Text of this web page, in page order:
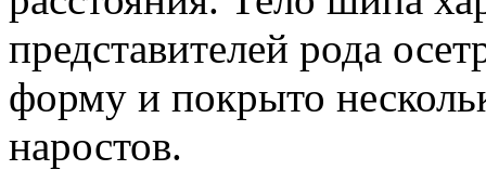
представителей рода
форму и покрыто
наростов.